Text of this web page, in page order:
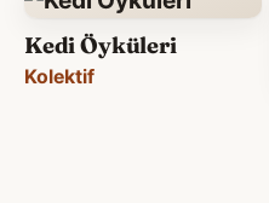
Kedi Öyküleri
Kolektif